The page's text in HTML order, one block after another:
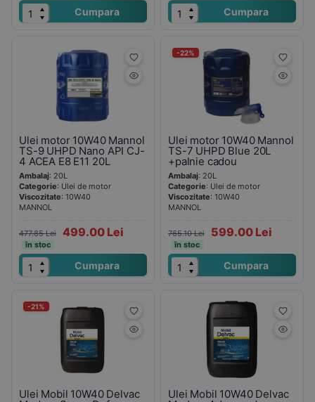
Cumpara Cumpara
Ulei motor 10W40 Mannol
TS-9 UHPD Nano API CJ-
4 ACEA E8 E11 20L
Ambalaj: 20L
Categorie: Ulei de motor
Viscozitate: 10W40
MANNOL
477.85 Lei 499.00 Lei
în stoc
Cumpara
-22%
Ulei motor 10W40 Mannol
TS-7 UHPD Blue 20L
+palnie cadou
Ambalaj: 20L
Categorie: Ulei de motor
Viscozitate: 10W40
MANNOL
765.10 Lei 599.00 Lei
în stoc
Cumpara
-21%
Ulei Mobil 10W40 Delvac Ulei Mobil 10W40 Delvac